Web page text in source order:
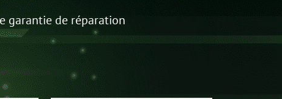
garantie de réparation